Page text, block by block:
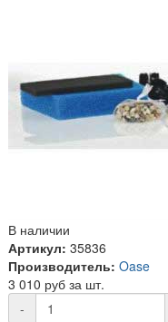
В наличии
Артикул: 35836
Производитель: Oase
3 010 руб за шт.
-